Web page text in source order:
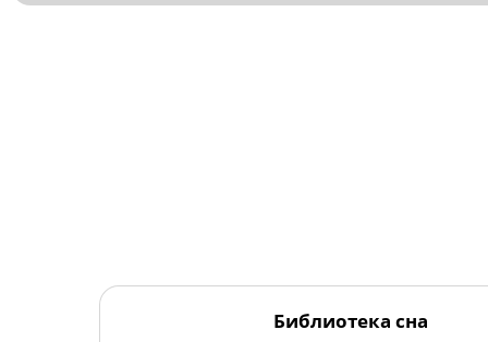
Библиотека сна